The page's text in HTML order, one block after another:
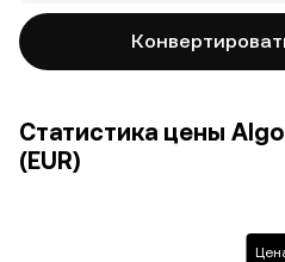
Статистика цены
(EUR)